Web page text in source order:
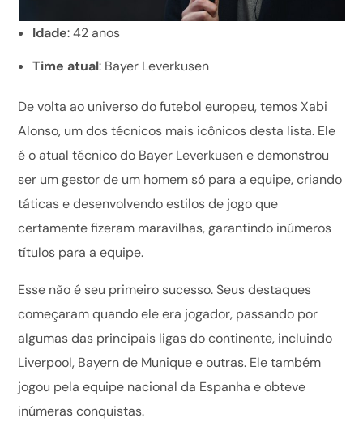
Idade: 42 anos
Time atual: Bayer Leverkusen
De volta ao universo do futebol europeu, temos Xabi
Alonso, um dos técnicos mais icônicos desta lista. Ele
é o atual técnico do Bayer Leverkusen e demonstrou
ser um gestor de um homem só para a equipe, criando
táticas e desenvolvendo estilos de jogo que
certamente fizeram maravilhas, garantindo inúmeros
títulos para a equipe.
Esse não é seu primeiro sucesso. Seus destaques
começaram quando ele era jogador, passando por
algumas das principais ligas do continente, incluindo
Liverpool, Bayern de Munique e outras. Ele também
jogou pela equipe nacional da Espanha e obteve
inúmeras conquistas.